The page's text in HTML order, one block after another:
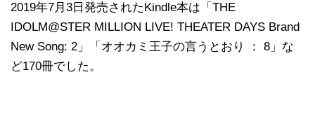
2019年7月3日発売されたKindle本は「THE
IDOLM@STER MILLION LIVE! THEATER DAYS Brand
New Song: 2」「オオカミ王子の言うとおり ： 8」な
ど170冊でした。